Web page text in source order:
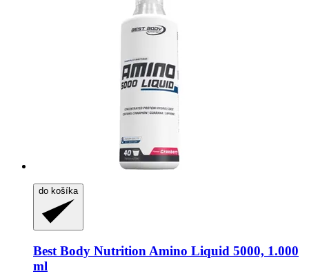
do košíka
Best Body Nutrition Amino Liquid 5000, 1.000
ml